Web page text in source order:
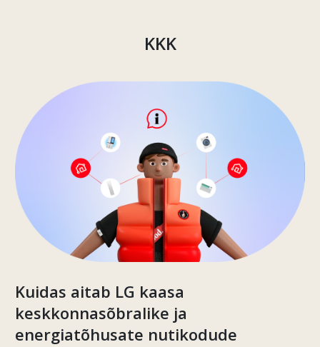
KKK
Kuidas aitab LG kaasa
keskkonnasõbralike ja
energiatõhusate nutikodude